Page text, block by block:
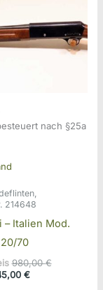
nach §25a
214648
– Italien Mod.
70
980,00€
€Aktueller